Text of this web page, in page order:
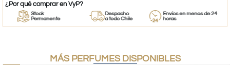
¿Por qué comprar en VyP?
Stock
Permanente
Despacho
a todo Chile
Envíos en menos de 24
horas
MÁS PERFUMES DISPONIBLES